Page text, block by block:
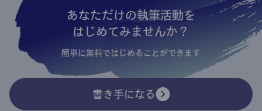
あなただけの執筆活動を
はじめてみませんか？
簡単に無料ではじめることができます
書き手になる